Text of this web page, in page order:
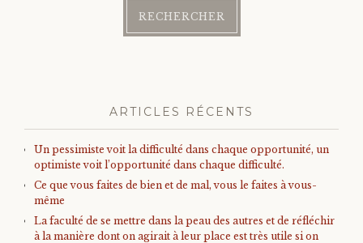
ARTICLES RÉCENTS
Un pessimiste voit la difficulté dans chaque opportunité, un
optimiste voit l’opportunité dans chaque difficulté.
Ce que vous faites de bien et de mal, vous le faites à vous-
même
La faculté de se mettre dans la peau des autres et de réfléchir
à la manière dont on agirait à leur place est très utile si on